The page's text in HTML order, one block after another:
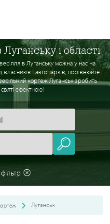
і області
в Луганську можна у нас на
і автопарків, порівнюйте
кортеж Луганськ зробить
ефектною!
Луганськ